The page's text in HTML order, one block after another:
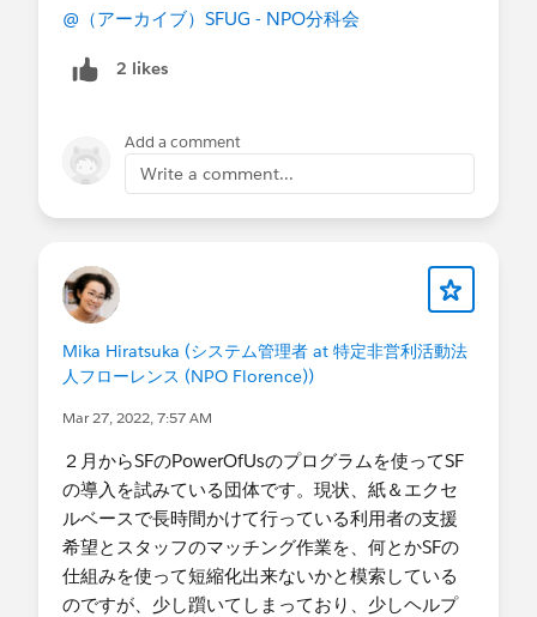
- 導入時の設定やデータ移行など運用ができるまで
・支援の時間帯(複数回答可)
-平日夜間
・支援形態
-対面形式
-リモート形式
・支援時期
-1～2ヶ月以内
@* Success - Salesforceユーザーグループ - 日本 *
@（アーカイブ）SFUG - NPO分科会
2 likes
Add a comment
Write a comment...
Mika Hiratsuka (システム管理者 at 特定非営利活動法
人フローレンス (NPO Florence))
Mar 27, 2022, 7:57 AM
２月からSFのPowerOfUsのプログラムを使ってSF
の導入を試みている団体です。現状、紙＆エクセ
ルベースで長時間かけて行っている利用者の支援
希望とスタッフのマッチング作業を、何とかSFの
仕組みを使って短縮化出来ないかと模索している
のですが、少し躓いてしまっており、少しヘルプ